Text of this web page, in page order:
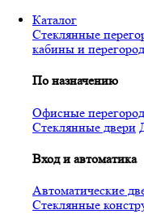
Перейти
основному
Каталог
Стеклянные
кабины и
По назначению
Офисные
Стеклянные двери
Вход и автоматика
Автоматические
Стеклянные